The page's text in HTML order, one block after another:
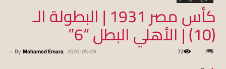
koraapedia
كأس مصر 1931 | البطولة الـ
(10) | الأهلي البطل “6”
By Mohamed Emara
- 2020-05-09 1
72